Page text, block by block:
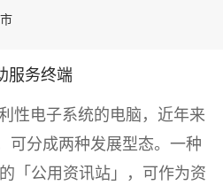
服务终端
性电子系统的电脑，近年来
可分成两种发展型态。一种
「公用资讯站」，可作为资